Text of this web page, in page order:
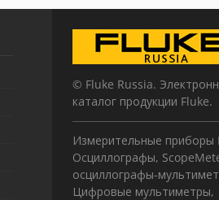
© Fluke Russia.
каталог продукции Fluke.
Измерительные приборы
Осциллографы,
осциллографы-
Цифровые мультиметры,